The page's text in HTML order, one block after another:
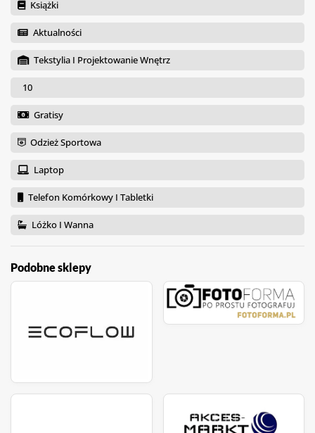
Książki
Aktualności
Tekstylia I Projektowanie Wnętrz
10
Gratisy
Odzież Sportowa
Laptop
Telefon Komórkowy I Tabletki
Lóżko I Wanna
Podobne sklepy